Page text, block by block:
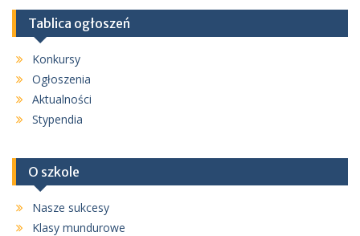
Tablica ogłoszeń
Konkursy
Ogłoszenia
Aktualności
Stypendia
O szkole
Nasze sukcesy
Klasy mundurowe